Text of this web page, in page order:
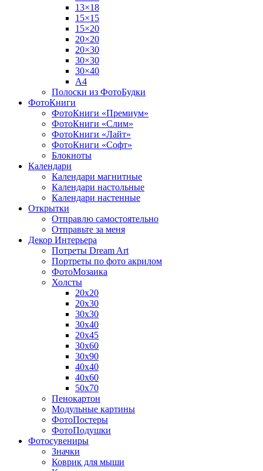
13×18
15×15
15×20
20×20
20×30
30×30
30×40
A4
Полоски из ФотоБудки
ФотоКниги
ФотоКниги «Премиум»
ФотоКниги «Слим»
ФотоКниги «Лайт»
ФотоКниги «Софт»
Блокноты
Календари
Календари магнитные
Календари настольные
Календари настенные
Открытки
Отправлю самостоятельно
Отправьте за меня
Декор Интерьера
Потреты Dream Art
Портреты по фото акрилом
ФотоМозаика
Холсты
20х20
20х30
30х30
30х40
20х45
30х60
30х90
40х40
40х60
50х70
Пенокартон
Модульные картины
ФотоПостеры
ФотоПодушки
Фотоcувениры
Значки
Коврик для мыши